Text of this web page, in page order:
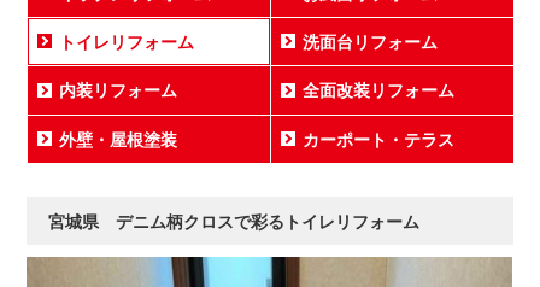
トイレリフォーム 洗面台リフォーム
内装リフォーム 全面改装リフォーム
外壁・屋根塗装 カーポート・テラス
宮城県 デニム柄クロスで彩るトイレリフォーム